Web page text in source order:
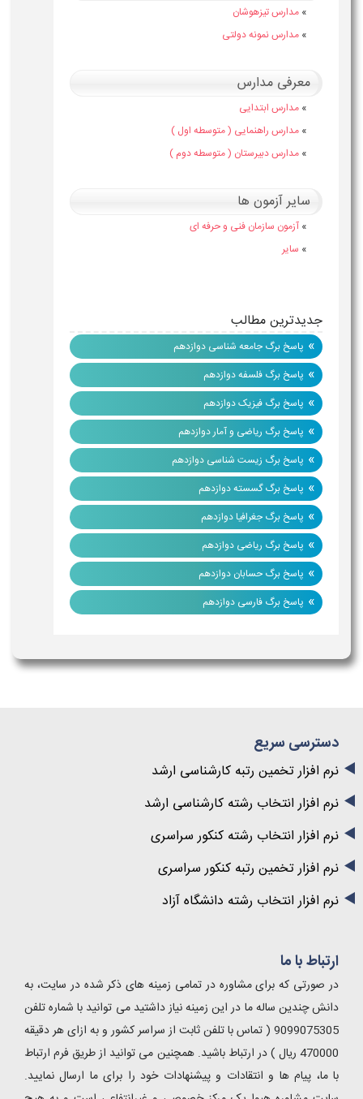
» مدارس تیزهوشان
» مدارس نمونه دولتی
معرفی مدارس
» مدارس ابتدایی
» مدارس راهنمایی ( متوسطه اول )
» مدارس دبیرستان ( متوسطه دوم )
سایر آزمون ها
» آزمون سازمان فنی و حرفه ای
» سایر
جدیدترین مطالب
» پاسخ برگ جامعه شناسی دوازدهم
» پاسخ برگ فلسفه دوازدهم
» پاسخ برگ فیزیک دوازدهم
» پاسخ برگ ریاضی و آمار دوازدهم
» پاسخ برگ زیست شناسی دوازدهم
» پاسخ برگ گسسته دوازدهم
» پاسخ برگ جغرافیا دوازدهم
» پاسخ برگ ریاضی دوازدهم
» پاسخ برگ حسابان دوازدهم
» پاسخ برگ فارسی دوازدهم
دسترسی سریع
نرم افزار تخمین رتبه کارشناسی ارشد
نرم افزار انتخاب رشته کارشناسی ارشد
نرم افزار انتخاب رشته کنکور سراسری
نرم افزار تخمین رتبه کنکور سراسری
نرم افزار انتخاب رشته دانشگاه آزاد
ارتباط با ما
در صورتی که برای مشاوره در تمامی زمینه های ذکر شده در سایت، به
دانش چندین ساله ما در این زمینه نیاز داشتید می توانید با شماره تلفن
9099075305 ( تماس با تلفن ثابت از سراسر کشور و به ازای هر دقیقه
470000 ریال ) در ارتباط باشید. همچنین می توانید از طریق فرم ارتباط
با ما، پیام ها و انتقادات و پیشنهادات خود را برای ما ارسال نمایید.